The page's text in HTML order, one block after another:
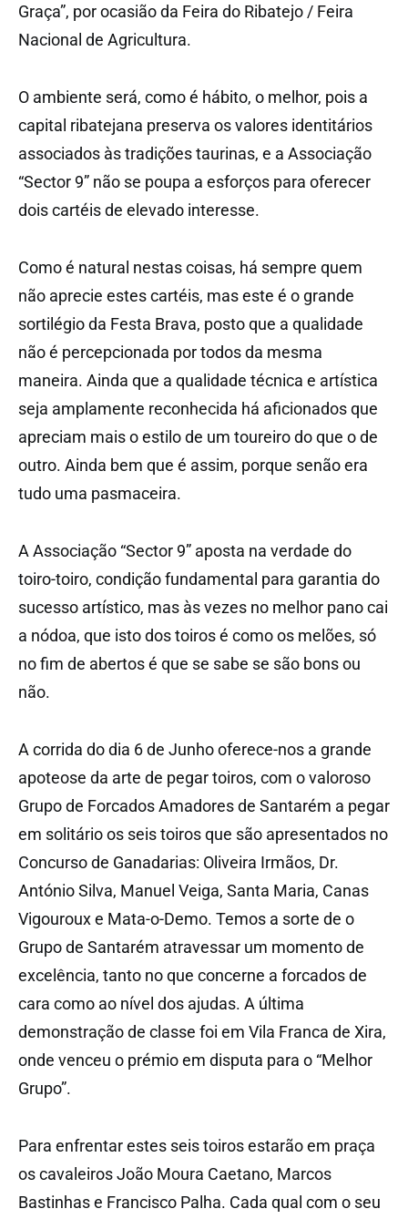
Graça”, por ocasião da Feira do Ribatejo / Feira
Nacional de Agricultura.
O ambiente será, como é hábito, o melhor, pois a
capital ribatejana preserva os valores identitários
associados às tradições taurinas, e a Associação
“Sector 9” não se poupa a esforços para oferecer
dois cartéis de elevado interesse.
Como é natural nestas coisas, há sempre quem
não aprecie estes cartéis, mas este é o grande
sortilégio da Festa Brava, posto que a qualidade
não é percepcionada por todos da mesma
maneira. Ainda que a qualidade técnica e artística
seja amplamente reconhecida há aficionados que
apreciam mais o estilo de um toureiro do que o de
outro. Ainda bem que é assim, porque senão era
tudo uma pasmaceira.
A Associação “Sector 9” aposta na verdade do
toiro-toiro, condição fundamental para garantia do
sucesso artístico, mas às vezes no melhor pano cai
a nódoa, que isto dos toiros é como os melões, só
no fim de abertos é que se sabe se são bons ou
não.
A corrida do dia 6 de Junho oferece-nos a grande
apoteose da arte de pegar toiros, com o valoroso
Grupo de Forcados Amadores de Santarém a pegar
em solitário os seis toiros que são apresentados no
Concurso de Ganadarias: Oliveira Irmãos, Dr.
António Silva, Manuel Veiga, Santa Maria, Canas
Vigouroux e Mata-o-Demo. Temos a sorte de o
Grupo de Santarém atravessar um momento de
excelência, tanto no que concerne a forcados de
cara como ao nível dos ajudas. A última
demonstração de classe foi em Vila Franca de Xira,
onde venceu o prémio em disputa para o “Melhor
Grupo”.
Para enfrentar estes seis toiros estarão em praça
os cavaleiros João Moura Caetano, Marcos
Bastinhas e Francisco Palha. Cada qual com o seu